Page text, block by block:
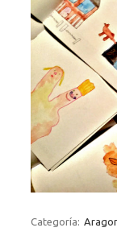
Categoría: